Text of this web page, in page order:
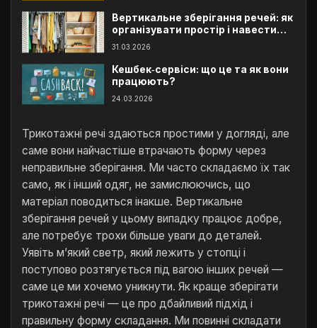
Вертикальне зберігання речей: як
організувати простір і навести
порядок
31.03.2026
Кешбек‑сервіси: що це та як вони
працюють?
24.03.2026
Трикотажні речі здаються простими у догляді, але
саме вони найчастіше втрачають форму через
неправильне зберігання. Ми часто складаємо їх так
само, як і інший одяг, не замислюючись, що
матеріал поводиться інакше. Вертикальне
зберігання речей у цьому випадку працює добре,
але потребує трохи більше уваги до деталей.
Уявіть м’який светр, який лежить у стопці і
поступово розтягується під вагою інших речей —
саме це ми хочемо уникнути. Як краще зберігати
трикотажні речі — це про дбайливий підхід і
правильну форму складання. Ми повинні складати